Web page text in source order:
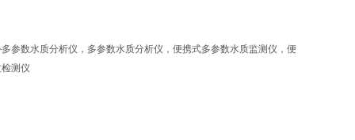
参数水质分析仪，多参数水质分析仪，便携式多参数水质监测仪，便
测仪